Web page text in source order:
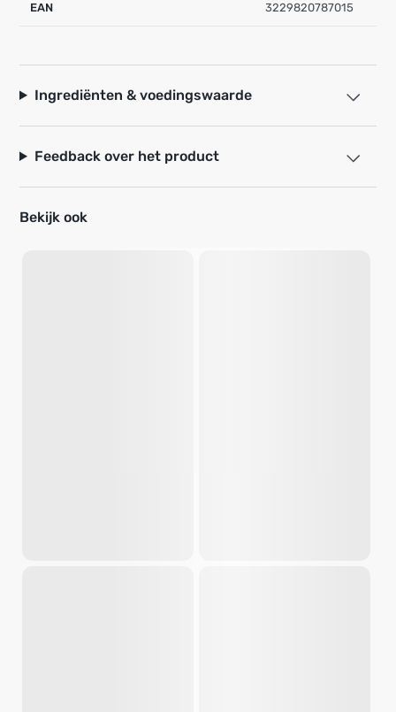
EAN 3229820787015
Ingrediënten & voedingswaarde
Feedback over het product
Bekijk ook